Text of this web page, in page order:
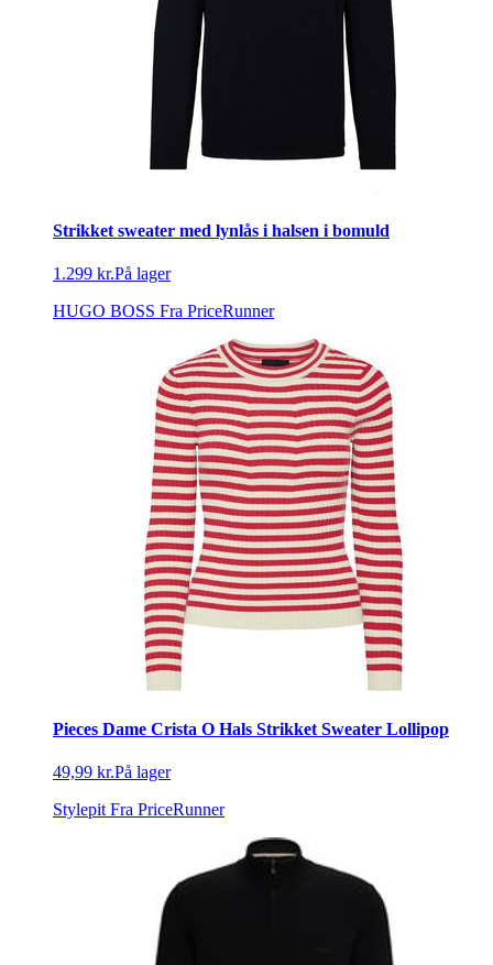
Strikket sweater med lynlås i halsen i bomuld
1.299 kr.På lager
HUGO BOSS Fra PriceRunner
Pieces Dame Crista O Hals Strikket Sweater Lollipop
49,99 kr.På lager
Stylepit Fra PriceRunner